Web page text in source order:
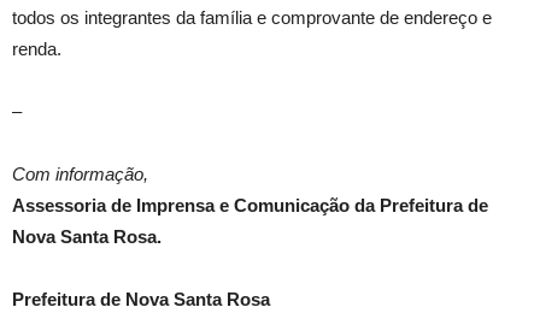
todos os integrantes da família e comprovante de endereço e
renda.
–
Com informação,
Assessoria de Imprensa e Comunicação da Prefeitura de
Nova Santa Rosa.
Prefeitura de Nova Santa Rosa